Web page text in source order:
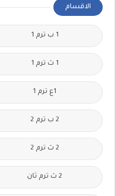
الاقسام
1 ب ترم 1
1 ث ترم 1
1ع ترم 1
2 ب ترم 2
2 ث ترم 2
2 ث ترم ثان